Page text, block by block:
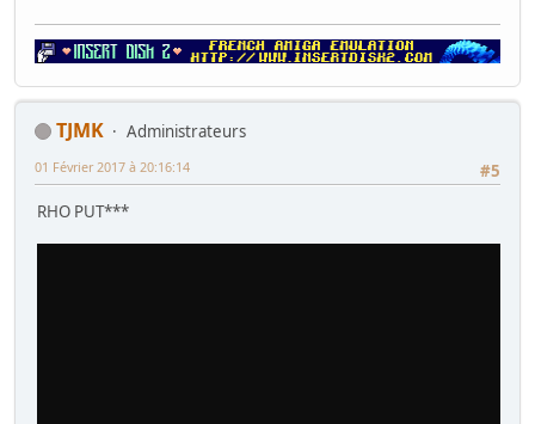
TJMK
Administrateurs
#5
01 Février 2017 à 20:16:14
RHO PUT***